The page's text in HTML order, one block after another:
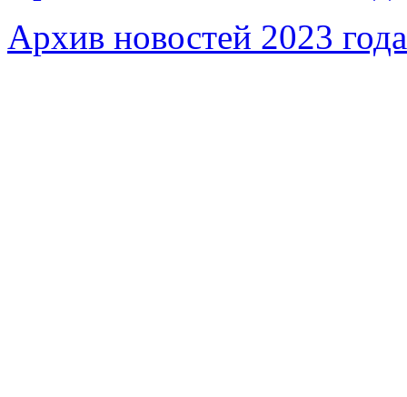
Архив новостей 2023 года